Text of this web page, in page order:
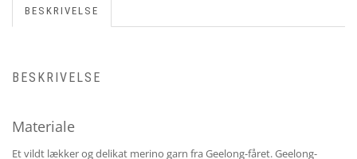
BESKRIVELSE
BESKRIVELSE
Materiale
Et vildt lækker og delikat merino garn fra Geelong-fåret. Geelong-